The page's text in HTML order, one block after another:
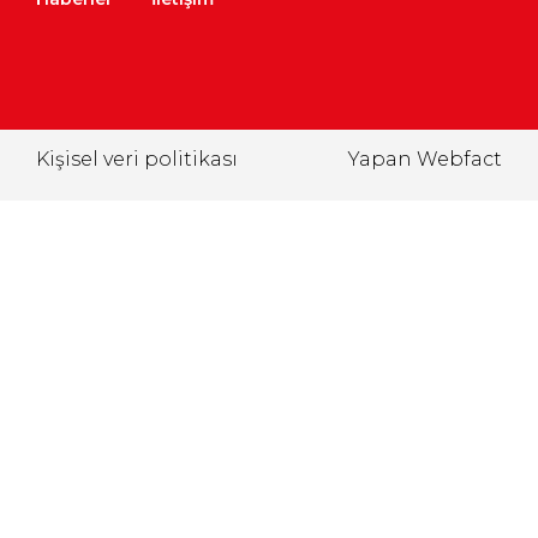
Kişisel veri politikası Yapan Webfact